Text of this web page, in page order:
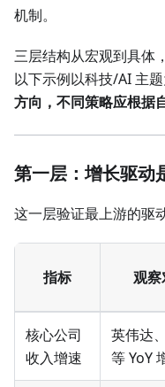
机制。
三层结构从宏观到具体
以下示例以科技/AI 主题
方向，不同策略应根据
第一层：增长驱动
这一层验证最上游的驱
指标 观
核心公司
收入增速
英伟达
等 YoY